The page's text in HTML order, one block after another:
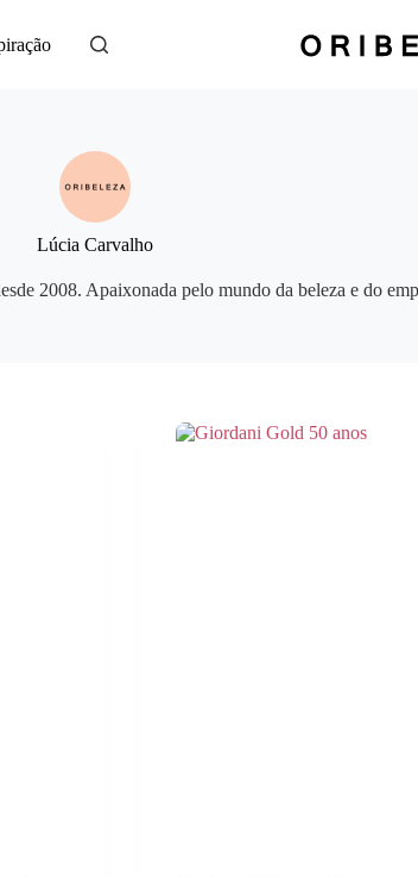
Lúcia Carvalho
2008. Apaixonada pelo mundo da beleza e do